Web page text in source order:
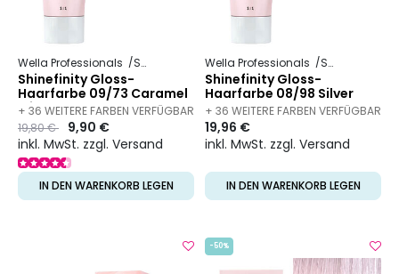
Wella Professionals Shinefinity
Shinefinity Gloss-
Haarfarbe 09/73 Caramel
Milk
+ 36 WEITERE FARBEN VERFÜGBAR
Preis
19,80 €to 9,90 €
inkl. MwSt. zzgl. Versand
IN DEN WARENKORB LEGEN
Wella Professionals Shinefinity
Shinefinity Gloss-
Haarfarbe 08/98 Silver
Pearl
+ 36 WEITERE FARBEN VERFÜGBAR
19,96 €
inkl. MwSt. zzgl. Versand
IN DEN WARENKORB LEGEN
-50%